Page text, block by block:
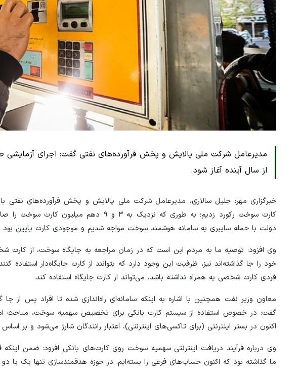
مدیرعامل شرکت ملی پالایش و پخش فرآورده‌های نفتی گفت: اجرای آزمایشی
از سال آینده آغاز شود.
خبرگزاری مهر: جلیل سالاری، مدیرعامل شرکت ملی پالایش و پخش فرآورده‌های نفتی
کارت سوخت رکورد زدیم؛ به طوری که نزدیک به
دولت با حمله سایبری به سامانه هوشمند سوخت مواجه شدیم و موجودی کارت پایین بود و تنها ۹ هزار کارت خام
وی افزود: توصیه ما به مردم این است که در زمان مراجعه به جایگاه سوخت، از کارت
خود را جا گذاشته‌اند نیز، ظرفیت این وجود دارد که بتوانند از کارت جایگاه‌دار استفاده
فردی کارت شخصی به همراه نداشته باشد، می‌تواند از کارت جایگاه استفاده کند.
معاون وزیر نفت همچنین با اشاره به اینکه سامانه‌ای راه‌اندازی شده تا افراد پس از
گفت: در خصوص استفاده از سیستم کارت بانکی برای تخصیص سهمیه سوخت، مباحث
اکنون در بستر اینترنتی (برای تاکسی‌های اینترنتی)، اعتبار رانندگان شارژ می‌شود و
وی درباره فرآیند دریافت اینترنتی سهمیه سوخت روی کارت‌های بانکی افزود: ضمن اینکه
ما گذاشته بود که اکنون حساب‌های فرعی را بسته‌ایم. در حوزه هدفمندسازی تنها یک